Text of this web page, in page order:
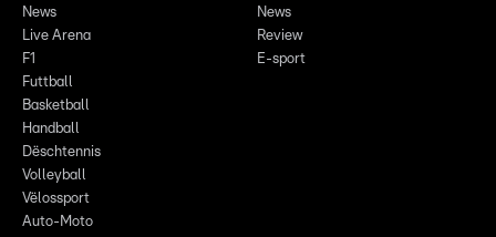
News
Live Arena
F1
Futtball
Basketball
Handball
Dëschtennis
Volleyball
Vëlossport
Auto-Moto
News
Review
E-sport